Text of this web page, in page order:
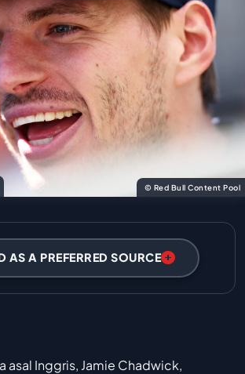
© Red Bull Content Pool
AS A PREFERRED SOURCE
asal Inggris, Jamie Chadwick,